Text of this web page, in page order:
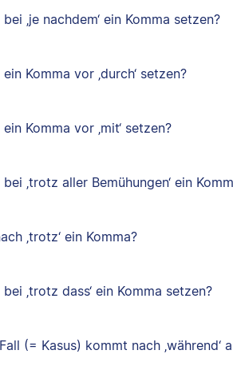
‚je nachdem‘ ein Komma setzen?
Komma vor ‚durch‘ setzen?
Komma vor ‚mit‘ setzen?
‚trotz aller Bemühungen‘ ein
‚trotz‘ ein Komma?
‚trotz dass‘ ein Komma setzen?
(= Kasus) kommt nach ‚während‘